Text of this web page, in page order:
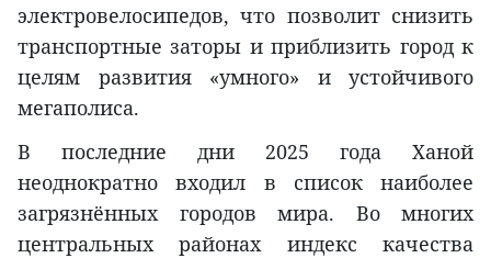
электровелосипедов, что позволит снизить
транспортные заторы и приблизить город к
целям развития «умного» и устойчивого
мегаполиса.
В последние дни 2025 года Ханой
неоднократно входил в список наиболее
загрязнённых городов мира. Во многих
центральных районах индекс качества